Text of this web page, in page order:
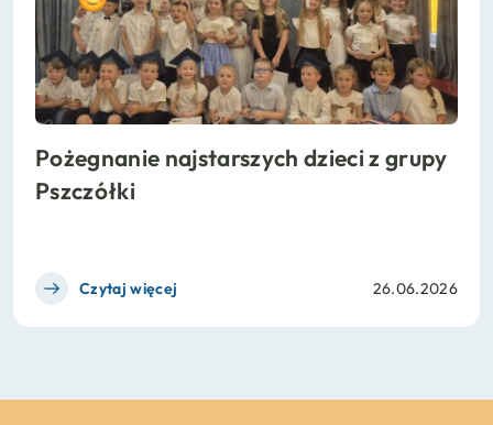
Pożegnanie najstarszych dzieci z grupy
Pszczółki
Czytaj więcej 26.06.2026